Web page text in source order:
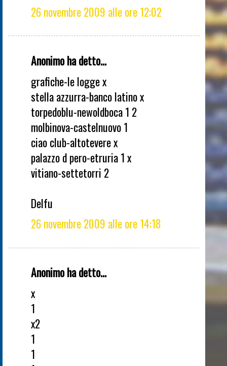
26 novembre 2009 alle ore 12:02
Anonimo ha detto...
grafiche-le logge x
stella azzurra-banco latino x
torpedoblu-newoldboca 1 2
molbinova-castelnuovo 1
ciao club-altotevere x
palazzo d pero-etruria 1 x
vitiano-settetorri 2
Delfu
26 novembre 2009 alle ore 14:18
Anonimo ha detto...
x
1
x2
1
1